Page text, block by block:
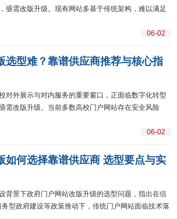
亟需改版升级。现有网站多基于传统架构，难以满足
06-02
选型难？靠谱供应商推荐与核心指
对外展示与对内服务的重要窗口，正面临数字化转型
需改版升级。当前多数高校门户网站存在安全风险
06-02
如何选择靠谱供应商 选型要点与实
背景下政府门户网站改版升级的选型问题，指出在信
型政府建设等政策推动下，传统门户网站面临技术落